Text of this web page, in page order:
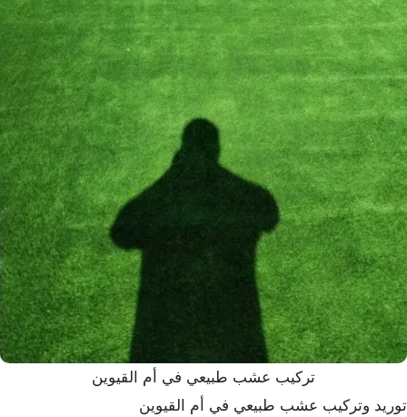
تركيب عشب طبيعي في أم القيوين
توريد وتركيب عشب طبيعي في أم القيوين